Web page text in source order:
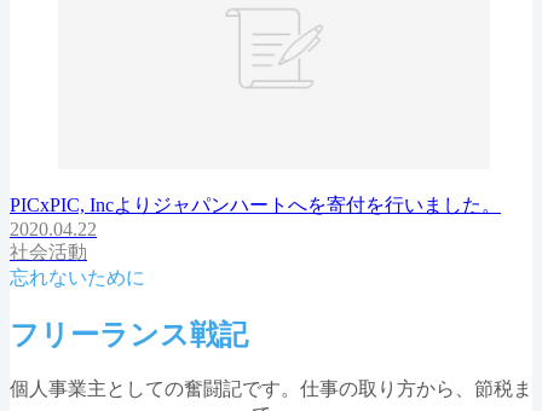
PICxPIC, Incよりジャパンハートへを寄付を行いました。
2020.04.22
社会活動
忘れないために
フリーランス戦記
個人事業主としての奮闘記です。仕事の取り方から、節税ま